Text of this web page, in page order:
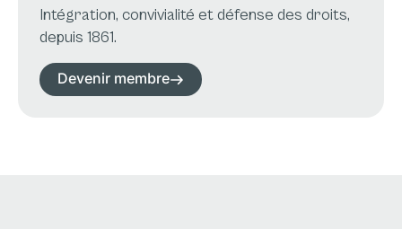
Intégration, convivialité et défense des droits,
depuis 1861.
Devenir membre